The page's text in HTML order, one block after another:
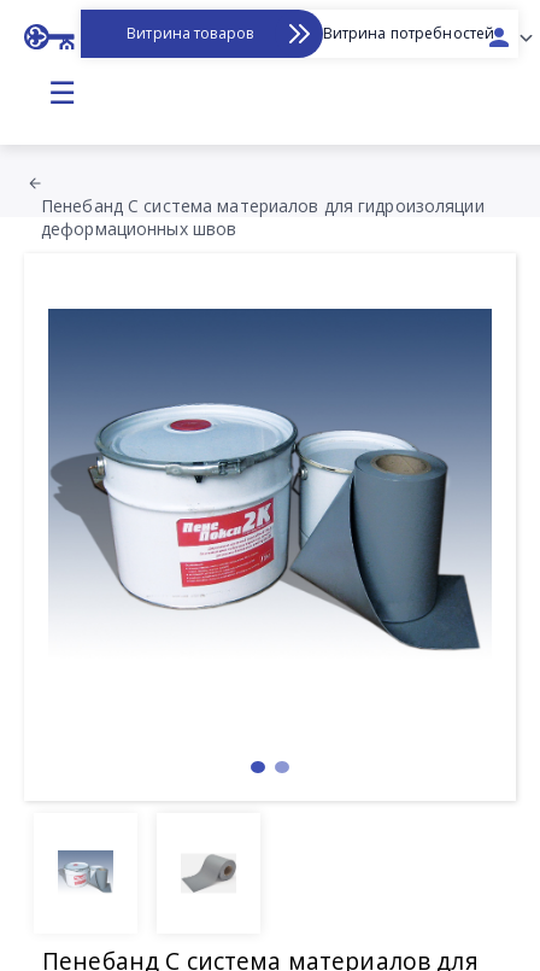
Витрина товаров Витрина потребностей
☰
Пенебанд С система материалов для гидроизоляции
деформационных швов
Пенебанд С система материалов для